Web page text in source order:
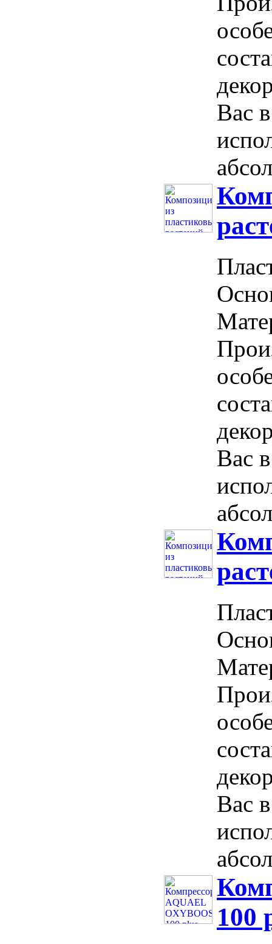
Вас
Вас
Вас
100